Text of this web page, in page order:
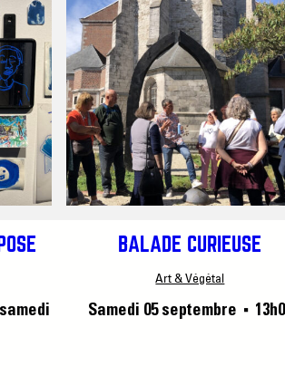
BALADE CURIEUSE
Art & Végétal
Samedi 05 septembre ■